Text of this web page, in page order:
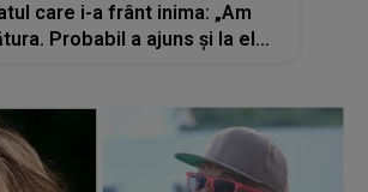
care i-a frânt inima: „Am
Probabil a ajuns și la el